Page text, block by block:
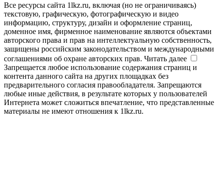
Все ресурсы сайта 1lkz.ru, включая (но не ограничиваясь)
текстовую, графическую, фотографическую и видео
информацию, структуру, дизайн и оформление страниц,
доменное имя, фирменное наименование являются объектами
авторского права и прав на интеллектуальную собственность,
защищены российским законодательством и международными
соглашениями об охране авторских прав. Читать далее
Запрещается любое использование содержания страниц и
контента данного сайта на других площадках без
предварительного согласия правообладателя. Запрещаются
любые иные действия, в результате которых у пользователей
Интернета может сложиться впечатление, что представленные
материалы не имеют отношения к 1lkz.ru.